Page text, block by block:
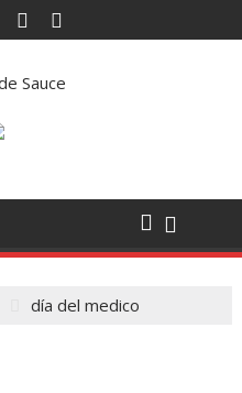
día del medico